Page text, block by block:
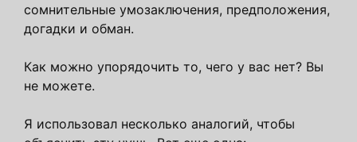
сомнительные умозаключения, предположения,
догадки и обман.
Как можно упорядочить то, чего у вас нет? Вы
не можете.
Я использовал несколько аналогий, чтобы